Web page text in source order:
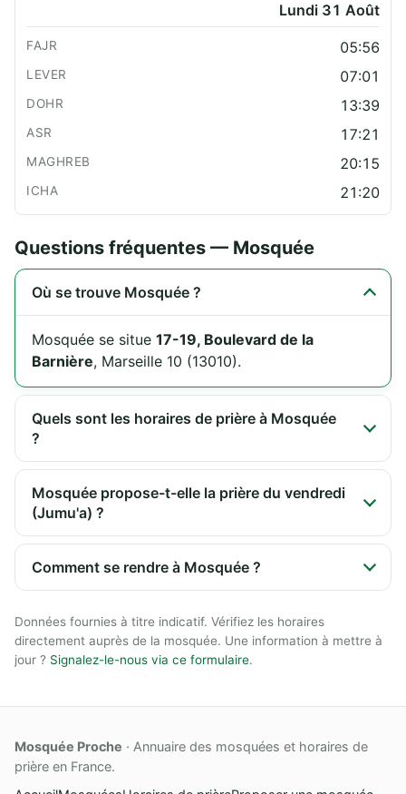
Lundi 31 Août
05:56
07:01
13:39
17:21
20:15
21:20
Questions fréquentes — Mosquée
Où se trouve Mosquée ?
Mosquée se situe 17-19, Boulevard de la
Barnière, Marseille 10 (13010).
Quels sont les horaires de prière à Mosquée
?
Mosquée propose-t-elle la prière du vendredi
(Jumu'a) ?
Comment se rendre à Mosquée ?
Données fournies à titre indicatif. Vérifiez les horaires
directement auprès de la mosquée. Une information à mettre à
jour ? Signalez-le-nous via ce formulaire.
Mosquée Proche · Annuaire des mosquées et horaires de
prière en France.